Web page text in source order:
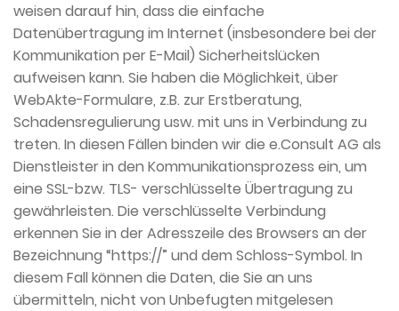
weisen darauf hin, dass die einfache
Datenübertragung im Internet (insbesondere bei der
Kommunikation per E-Mail) Sicherheitslücken
aufweisen kann. Sie haben die Möglichkeit, über
WebAkte-Formulare, z.B. zur Erstberatung,
Schadensregulierung usw. mit uns in Verbindung zu
treten. In diesen Fällen binden wir die e.Consult AG als
Dienstleister in den Kommunikationsprozess ein, um
eine SSL-bzw. TLS- verschlüsselte Übertragung zu
gewährleisten. Die verschlüsselte Verbindung
erkennen Sie in der Adresszeile des Browsers an der
Bezeichnung “https://” und dem Schloss-Symbol. In
diesem Fall können die Daten, die Sie an uns
übermitteln, nicht von Unbefugten mitgelesen